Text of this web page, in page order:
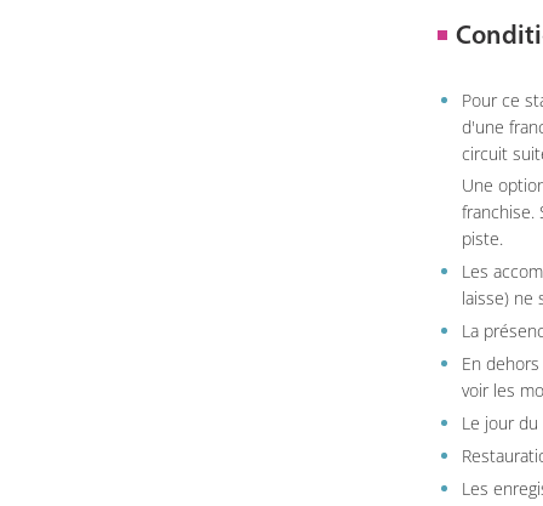
Pour ce
d'une
circuit
Une
franchise.
piste.
Les
laisse) ne
La
En
voir les
Le jour
Les